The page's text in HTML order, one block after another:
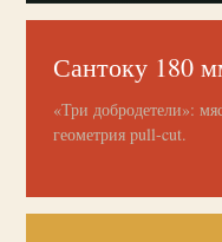
Сантоку 180
«Три добродетели»:
геометрия pull-cut.